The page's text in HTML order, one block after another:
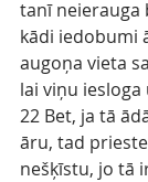
tanī neierauga
kādi iedobumi
augoņa vieta
lai viņu
22 Bet, ja tā
āru, tad
nešķīstu, jo tā